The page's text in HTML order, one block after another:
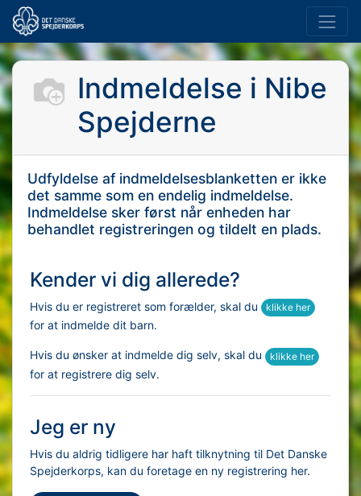
Indmeldelse i Nibe
Spejderne
Udfyldelse af indmeldelsesblanketten er ikke
det samme som en endelig indmeldelse.
Indmeldelse sker først når enheden har
behandlet registreringen og tildelt en plads.
Kender vi dig allerede?
Hvis du er registreret som forælder, skal du klikke her
for at indmelde dit barn.
Hvis du ønsker at indmelde dig selv, skal du klikke her
for at registrere dig selv.
Jeg er ny
Hvis du aldrig tidligere har haft tilknytning til Det Danske
Spejderkorps, kan du foretage en ny registrering her.